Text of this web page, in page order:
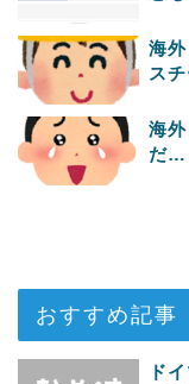
海
ス
海
だ…
おすすめ記事
ド